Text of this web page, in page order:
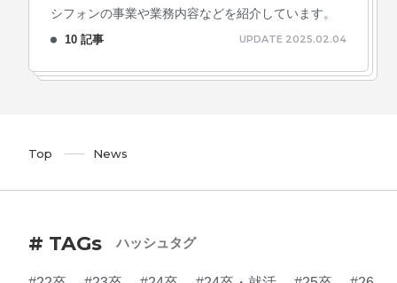
シフォンの事業や業務内容などを紹介しています。
10 記事 UPDATE 2025.02.04
Top News
# TAGs ハッシュタグ